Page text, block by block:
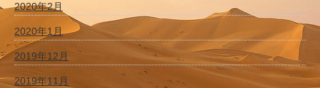
2020年2月
2020年1月
2019年12月
2019年11月